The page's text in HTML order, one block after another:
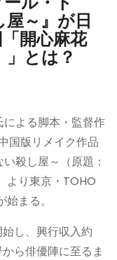
～』が日
開心麻花
」とは？
よる脚本・監督作
国版リメイク作品
殺し屋～（原題：
より東京・TOHO
始まる。
し、興行収入約
ら俳優陣に至るま